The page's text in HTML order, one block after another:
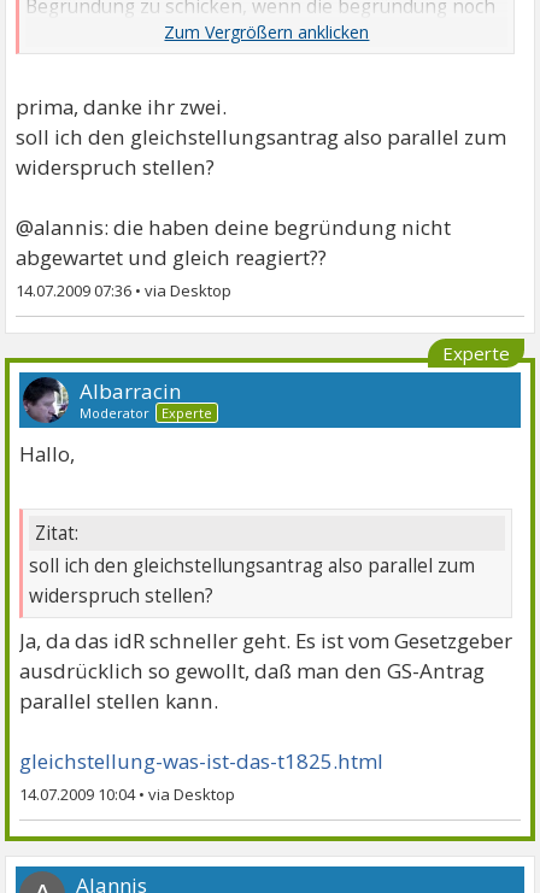
Begründung zu schicken, wenn die begründung noch
Nicht vergessen: Gleichstellungsantrag stellen !
prima, danke ihr zwei.
soll ich den gleichstellungsantrag also parallel zum
widerspruch stellen?
@alannis: die haben deine begründung nicht
abgewartet und gleich reagiert??
14.07.2009 07:36 •
Experte
Albarracin
Moderator Experte
Hallo,
Zitat:
soll ich den gleichstellungsantrag also parallel zum
widerspruch stellen?
Ja, da das idR schneller geht. Es ist vom Gesetzgeber
ausdrücklich so gewollt, daß man den GS-Antrag
parallel stellen kann.
gleichstellung-was-ist-das-t1825.html
14.07.2009 10:04•
Alannis